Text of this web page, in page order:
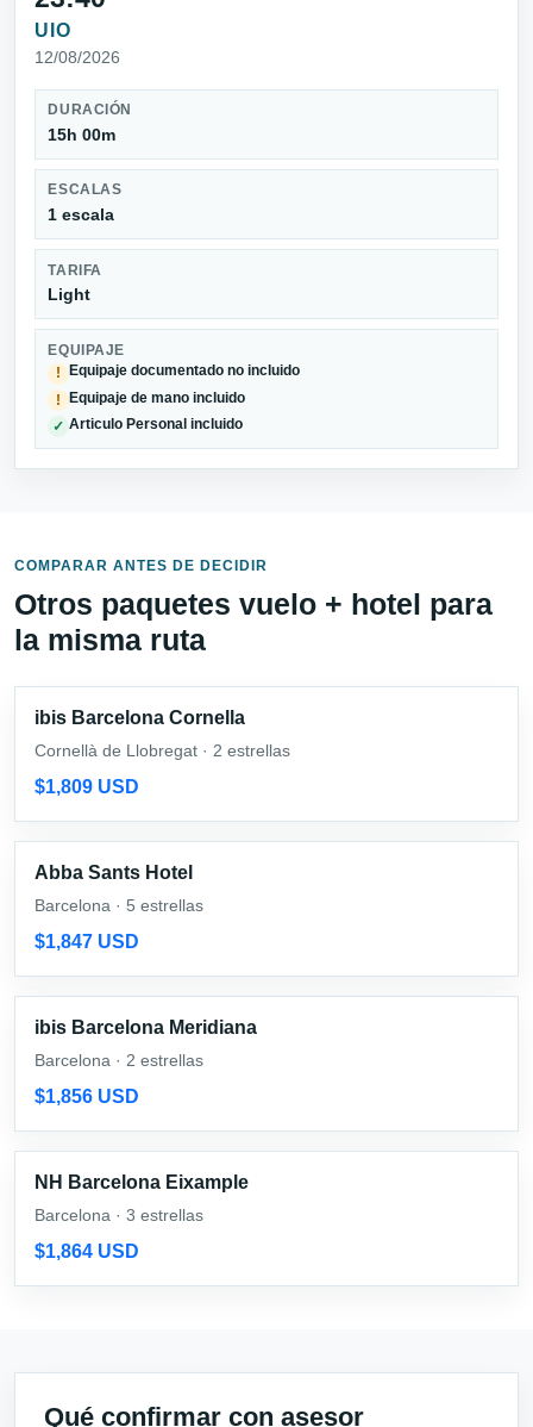
UIO
12/08/2026
DURACIÓN
15h 00m
ESCALAS
1 escala
TARIFA
Light
EQUIPAJE
!
Equipaje documentado no incluido
! Equipaje de mano incluido
✓ Articulo Personal incluido
COMPARAR ANTES DE DECIDIR
Otros paquetes vuelo + hotel para
la misma ruta
ibis Barcelona Cornella
Cornellà de Llobregat · 2 estrellas
$1,809 USD
Abba Sants Hotel
Barcelona · 5 estrellas
$1,847 USD
ibis Barcelona Meridiana
Barcelona · 2 estrellas
$1,856 USD
NH Barcelona Eixample
Barcelona · 3 estrellas
$1,864 USD
Qué confirmar con asesor